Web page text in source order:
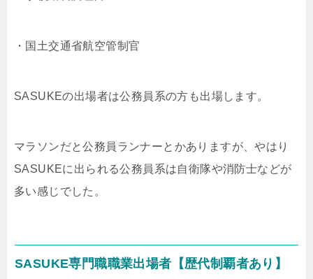
・国土交通省航空管制官
SASUKEの出場者は公務員系の方も出場します。
マラソンだと公務員ランナーとかありますが、やはり
SASUKEに出られる公務員系は自衛隊や消防士などが
多い感じでした。
SASUKE専門職職業出場者【歴代制覇者あり】